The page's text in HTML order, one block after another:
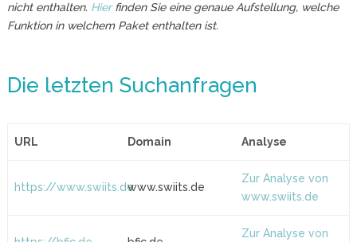
nicht enthalten. Hierfinden Sie eine genaue Aufstellung, welche
Funktion in welchem Paket enthalten ist.
Die letzten Suchanfragen
URL Domain Analyse
https://www.swiits.dewww.swiits.de
Zur Analyse von
www.swiits.de
Zur Analyse von